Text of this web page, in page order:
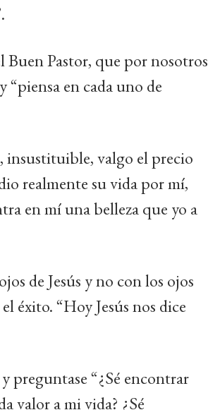
Buen Pastor, que por nosotros
“piensa en cada uno de
insustituible, valgo el precio
realmente su vida por mí,
en mí una belleza que yo a
de Jesús y no con los ojos
éxito. “Hoy Jesús nos dice
preguntase “¿Sé encontrar
valor a mi vida? ¿Sé